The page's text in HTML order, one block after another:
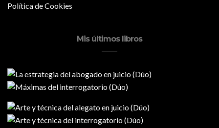
Política de Cookies
Mis últimos libros